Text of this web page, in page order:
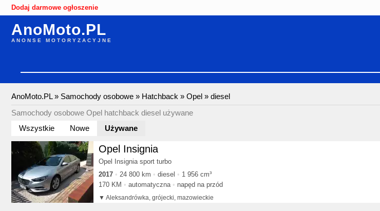
Dodaj darmowe ogłoszenie
AnoMoto.PL
ANONSE MOTORYZACYJNE
AnoMoto.PL» Samochody osobowe » Hatchback » Opel » diesel
Samochody osobowe Opel hatchback diesel używane
Wszystkie
Nowe Używane
Opel Insignia
Opel Insignia sport turbo
2017
24 800 km diesel
1 956 cm³
170 KM
automatyczna napęd na przód
Aleksandrówka, grójecki, mazowieckie